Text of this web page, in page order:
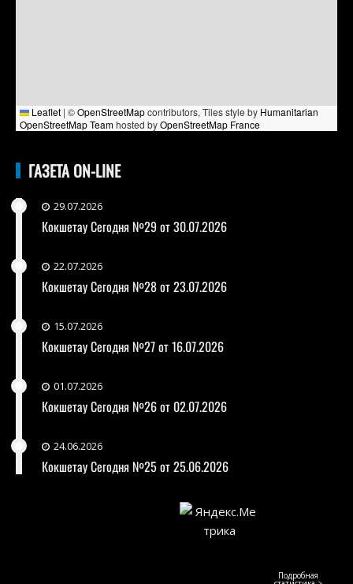
Leaflet | ©OpenStreetMapcontributors, Tiles style by Humanitarian
OpenStreetMap Teamhosted byOpenStreetMap France
ГАЗЕТА ON-LINE
29.07.2026
Кокшетау Сегодня №29 от 30.07.2026
22.07.2026
Кокшетау Сегодня №28 от 23.07.2026
15.07.2026
Кокшетау Сегодня №27 от 16.07.2026
01.07.2026
Кокшетау Сегодня №26 от 02.07.2026
24.06.2026
Кокшетау Сегодня №25 от 25.06.2026
Подробная